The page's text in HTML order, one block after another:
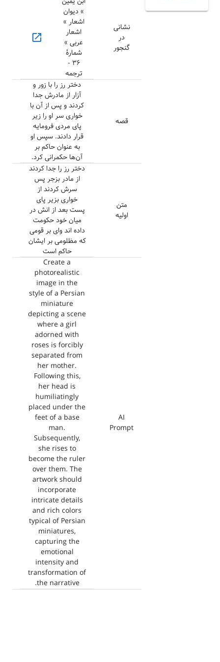
نشانی
در
گنجور
» دیوان
اشعار »
اشعار
عربی »
شمارهٔ
٣۶ -
ترجمه
open_in_new
قصه
دختر رز را با زور و
آزار از مادرش جدا
کردند و پس از آن با
خواری سر او را زیر
پای مردی فرومایه
قرار دادند. سپس او
به عنوان حاکم بر
آن‌ها حکمرانی کرد.
متن
اولیه
دختر رز را جدا کردند
از مادر بزجر پس
سرش کردند از
خواری بزیر پای
پست بعد از انش در
میان خود حکومت
داده اند وای بر قومی
که مظلومی بر ایشان
حاکم است
AI
Prompt
Create a
photorealistic
image in the
style of a Persian
miniature
depicting a scene
where a girl
adorned with
roses is forcibly
separated from
her mother.
Following this,
her head is
humiliatingly
placed under the
feet of a base
man.
Subsequently,
she rises to
become the ruler
over them. The
artwork should
incorporate
intricate details
and rich colors
typical of Persian
miniatures,
capturing the
emotional
intensity and
transformation of
the narrative.